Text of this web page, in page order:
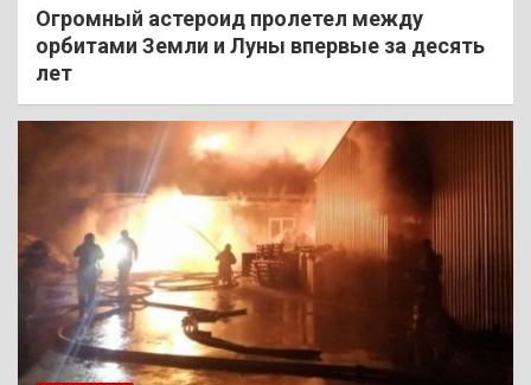
Огромный астероид пролетел между
орбитами Земли и Луны впервые за десять
лет